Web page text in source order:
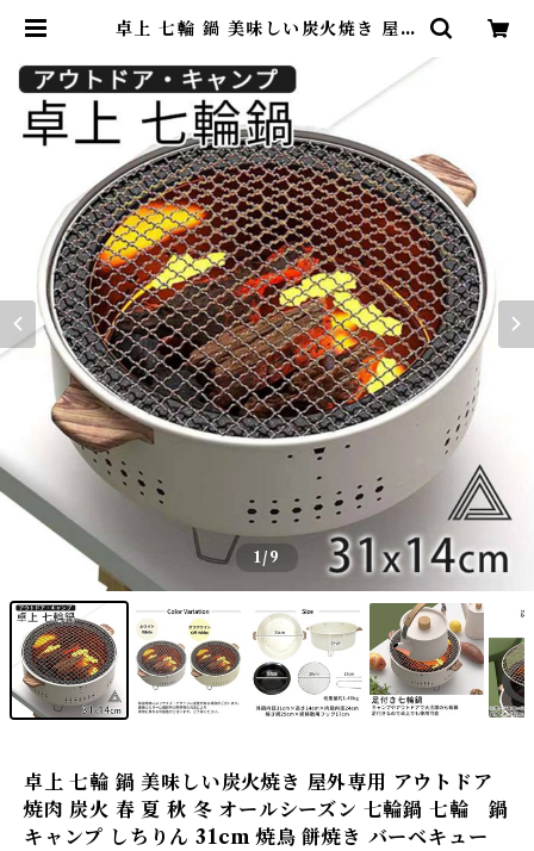
卓上 七輪 鍋 美味しい炭火焼き 屋外
冬 オールシーズン 七輪鍋 七輪 鍋
キャンプ しちりん 31cm 焼鳥 餅焼
き バーベキュー キャンプ用品 G28
2 | DearKM ❤︎フレンチブルドッ
ク孔明
1/9
卓上 七輪 鍋 美味しい炭火焼き 屋外専用 アウトドア
焼肉 炭火 春 夏 秋 冬 オールシーズン 七輪鍋 七輪 鍋
キャンプ しちりん 31cm 焼鳥 餅焼き バーベキュー